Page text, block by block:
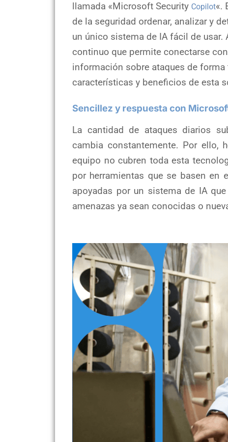
llamada «Microsoft Security Copilot«.
de la seguridad ordenar, analizar y
un único sistema de IA fácil de
continuo que permite conectarse
información sobre ataques de
características y beneficios de esta
Sencillez y respuesta con
La cantidad de ataques diarios
cambia constantemente. Por ello,
equipo no cubren toda esta
por herramientas que se basen en
apoyadas por un sistema de IA
amenazas ya sean conocidas o